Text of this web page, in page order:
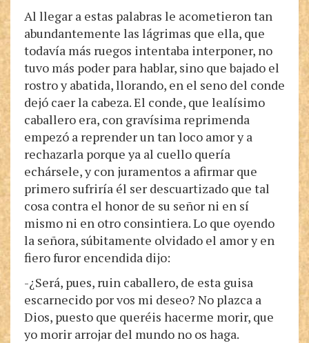
Al llegar a estas palabras le acometieron tan
abundantemente las lágrimas que ella, que
todavía más ruegos intentaba interponer, no
tuvo más poder para hablar, sino que bajado el
rostro y abatida, llorando, en el seno del conde
dejó caer la cabeza. El conde, que lealísimo
caballero era, con gravísima reprimenda
empezó a reprender un tan loco amor y a
rechazarla porque ya al cuello quería
echársele, y con juramentos a afirmar que
primero sufriría él ser descuartizado que tal
cosa contra el honor de su señor ni en sí
mismo ni en otro consintiera. Lo que oyendo
la señora, súbitamente olvidado el amor y en
fiero furor encendida dijo:
-¿Será, pues, ruin caballero, de esta guisa
escarnecido por vos mi deseo? No plazca a
Dios, puesto que queréis hacerme morir, que
yo morir arrojar del mundo no os haga.